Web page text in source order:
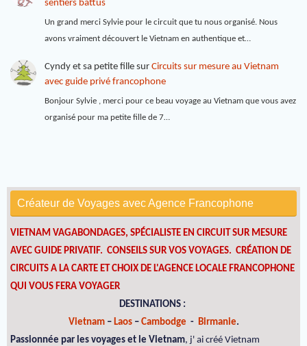
sentiers battus
Un grand merci Sylvie pour le circuit que tu nous organisé. Nous
avons vraiment découvert le Vietnam en authentique et…
Cyndy et sa petite fillesur Circuits sur mesure au Vietnam
avec guide privé francophone
Bonjour Sylvie , merci pour ce beau voyage au Vietnam que vous avez
organisé pour ma petite fille de 7…
Créateur de Voyages avec Agence Francophone
VIETNAM VAGABONDAGES, SPÉCIALISTE EN CIRCUIT SUR MESURE
AVEC GUIDE PRIVATIF. CONSEILS SUR VOS VOYAGES. CRÉATION DE
CIRCUITS A LA CARTE ET CHOIX DE L'AGENCE LOCALE FRANCOPHONE
QUI VOUS FERA VOYAGER
DESTINATIONS :
Vietnam– Laos – Cambodge - Birmanie.
Passionnée par les voyages et le Vietnam, j' ai créé Vietnam